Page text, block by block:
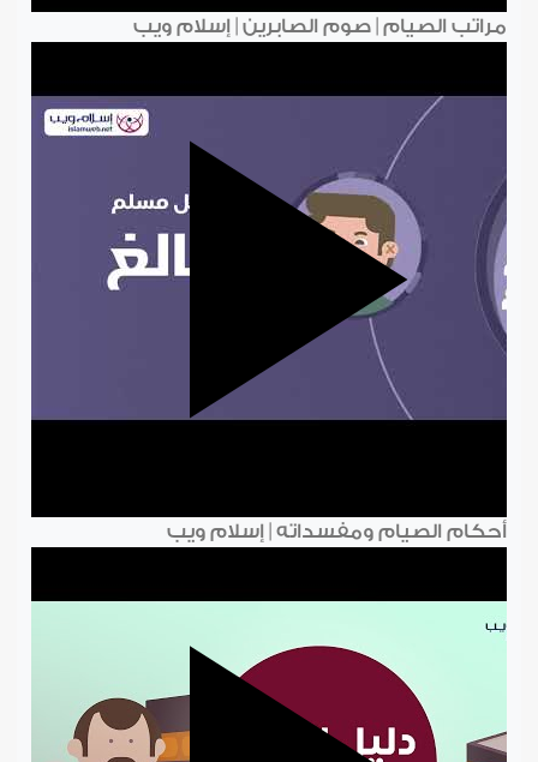
مراتب الصيام | صوم الصابرين | إسلام ويب
أحكام الصيام ومفسداته | إسلام ويب